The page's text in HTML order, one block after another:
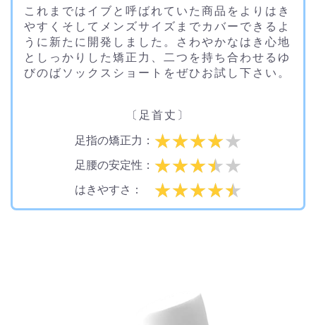
これまではイブと呼ばれていた商品をよりはき
やすくそしてメンズサイズまでカバーできるよ
うに新たに開発しました。さわやかなはき心地
としっかりした矯正力、二つを持ち合わせるゆ
びのばソックスショートをぜひお試し下さい。
〔足首丈〕
足指の矯正力：
足腰の安定性：
はきやすさ：